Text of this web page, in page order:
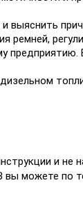
выяснить
и не
можете по